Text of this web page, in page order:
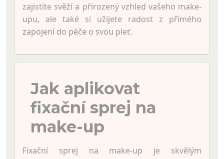
zajistíte svěží a přirozený vzhled vašeho make-
upu, ale také si užijete radost z přímého
zapojení do péče o svou pleť.
Jak aplikovat
fixační sprej na
make-up
Fixační sprej na make-up je skvělým